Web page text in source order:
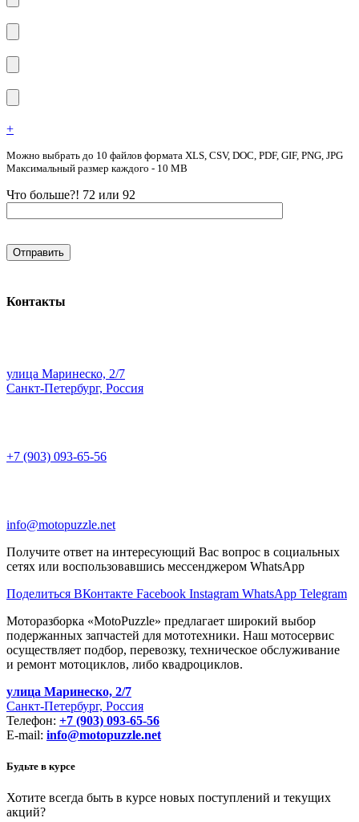
+
Можно выбрать до 10 файлов формата XLS, CSV, DOC, PDF, GIF, PNG, JPG
Максимальный размер каждого - 10 MB
Что больше?! 72 или 92
Контакты
улица Маринеско, 2/7
Санкт-Петербург, Россия
+7 (903) 093-65-56
info@motopuzzle.net
Получите ответ на интересующий Вас вопрос в социальных
сетях или воспользовавшись мессенджером WhatsApp
Поделиться ВКонтакте Facebook Instagram WhatsApp Telegram
Моторазборка «MotoPuzzle» предлагает широкий выбор
подержанных запчастей для мототехники. Наш мотосервис
осуществляет подбор, перевозку, техническое обслуживание
и ремонт мотоциклов, либо квадроциклов.
улица Маринеско, 2/7
Санкт-Петербург, Россия
Телефон: +7 (903) 093-65-56
E-mail: info@motopuzzle.net
Будьте в курсе
Хотите всегда быть в курсе новых поступлений и текущих
акций?